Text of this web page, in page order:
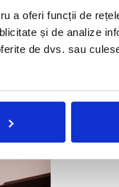
a oferi funcții de
și de analize
de dvs. sau